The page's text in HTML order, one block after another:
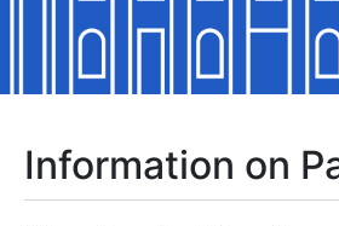
Show/Hide
Show/Hide
Information on